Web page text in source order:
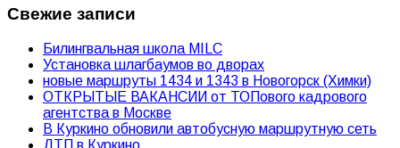
Свежие записи
Билингвальная школа MILC
Установка шлагбаумов во дворах
новые маршруты 1434 и 1343 в Новогорск (Химки)
ОТКРЫТЫЕ ВАКАНСИИ от ТОПового кадрового
агентства в Москве
В Куркино обновили автобусную маршрутную сеть